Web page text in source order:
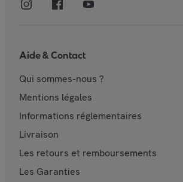
Aide & Contact
Qui sommes-nous ?
Mentions légales
Informations réglementaires
Livraison
Les retours et remboursements
Les Garanties